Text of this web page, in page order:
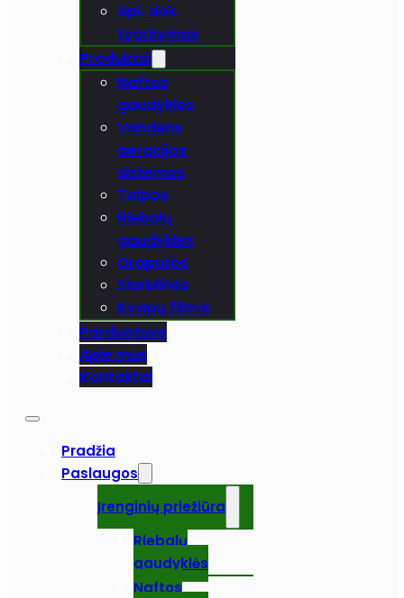
Apl. dok.
tvarkymas
Produktai
Naftos
gaudyklės
Vandens
aeracijos
sistemos
Talpos
Riebalų
gaudyklės
Oraputės
Siurblinės
Kvapų filtrai
Parduotuvė
Apie mus
Kontaktai
Pradžia
Paslaugos
Įrenginių priežiūra
Riebalų
gaudyklės
Naftos